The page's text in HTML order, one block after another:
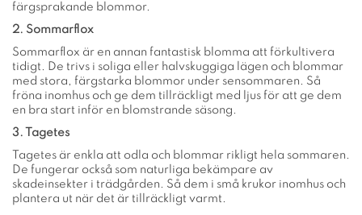
färgsprakande blommor.
2. Sommarflox
Sommarflox är en annan fantastisk blomma att förkultivera
tidigt. De trivs i soliga eller halvskuggiga lägen och blommar
med stora, färgstarka blommor under sensommaren. Så
fröna inomhus och ge dem tillräckligt med ljus för att ge dem
en bra start inför en blomstrande säsong.
3. Tagetes
Tagetes är enkla att odla och blommar rikligt hela sommaren.
De fungerar också som naturliga bekämpare av
skadeinsekter i trädgården. Så dem i små krukor inomhus och
plantera ut när det är tillräckligt varmt.